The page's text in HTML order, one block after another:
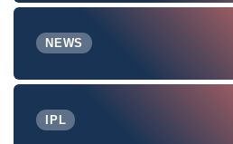
NEWS
IPL